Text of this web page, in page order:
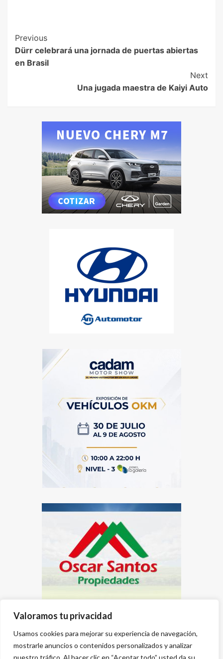
Valoramos tu privacidad
Usamos cookies para mejorar su experiencia de navegación,
mostrarle anuncios o contenidos personalizados y analizar
nuestro tráfico. Al hacer clic en “Aceptar todo” usted da su
Previous
Dürr celebrará una jornada de puertas abiertas
en Brasil
Next
Una jugada maestra de Kaiyi Auto